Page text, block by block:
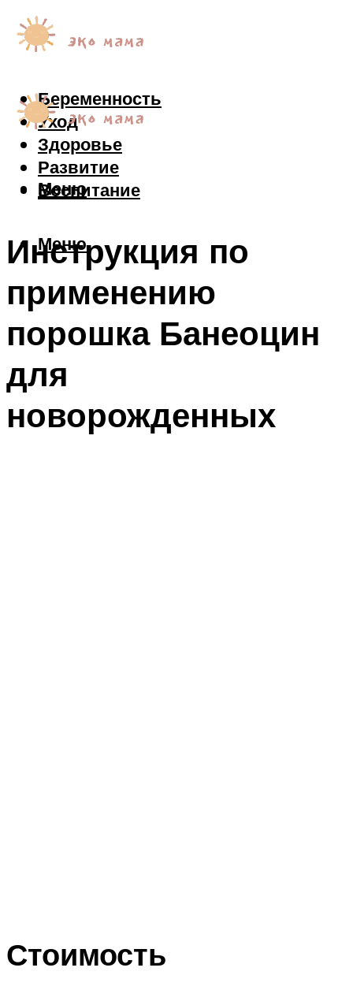
Беременность
Уход
Здоровье
Развитие
Воспитание
Меню
Меню
Инструкция по
применению
порошка Банеоцин
для
новорожденных
Стоимость